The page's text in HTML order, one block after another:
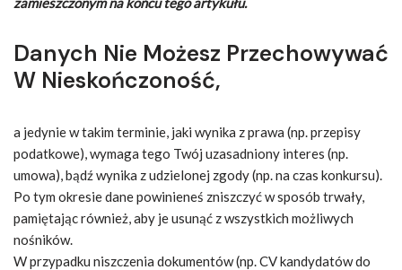
Danych Nie Możesz Przechowywać
W Nieskończoność,
a jedynie w takim terminie, jaki wynika z prawa (np. przepisy
podatkowe), wymaga tego Twój uzasadniony interes (np.
umowa), bądź wynika z udzielonej zgody (np. na czas konkursu).
Po tym okresie dane powinieneś zniszczyć w sposób trwały,
pamiętając również, aby je usunąć z wszystkich możliwych
nośników.
W przypadku niszczenia dokumentów (np. CV kandydatów do